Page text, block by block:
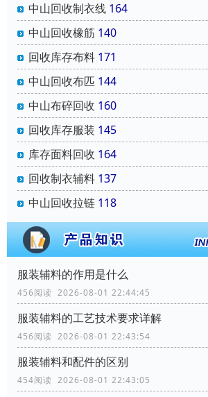
中山回收制衣线 164
中山回收橡筋 140
回收库存布料 171
中山回收布匹 144
中山布碎回收 160
回收库存服装 145
库存面料回收 164
回收制衣辅料 137
中山回收拉链 118
服装辅料的作用是什么
456阅读 2026-08-01 22:44:45
服装辅料的工艺技术要求详解
456阅读 2026-08-01 22:43:54
服装辅料和配件的区别
454阅读 2026-08-01 22:43:05